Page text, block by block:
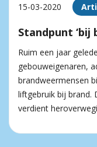
15-03-2020
Standpunt ‘bij
Ruim een jaar
gebouweigenaren,
brandweermensen
liftgebruik bij brand.
verdient